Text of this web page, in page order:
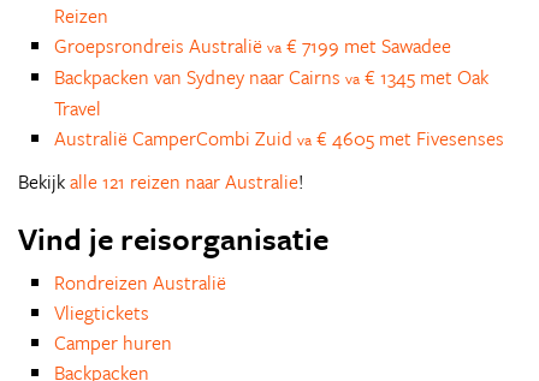
Reizen
Groepsrondreis Australië va € 7199 met Sawadee
Backpacken van Sydney naar Cairns va € 1345 met Oak
Travel
Australië CamperCombi Zuid va € 4605 met Fivesenses
Bekijkalle 121 reizen naar Australie!
Vind je reisorganisatie
Rondreizen Australië
Vliegtickets
Camper huren
Backpacken